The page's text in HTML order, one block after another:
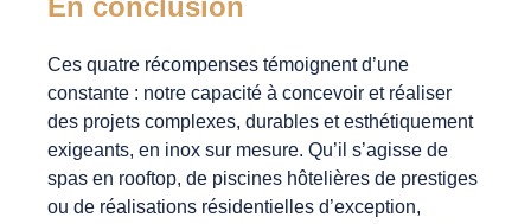
Ces quatre récompenses témoignent d’une
constante : notre capacité à concevoir et réaliser
des projets complexes, durables et esthétiquement
exigeants, en inox sur mesure. Qu’il s’agisse de
spas en rooftop, de piscines hôtelières de prestiges
ou de réalisations résidentielles d’exception,